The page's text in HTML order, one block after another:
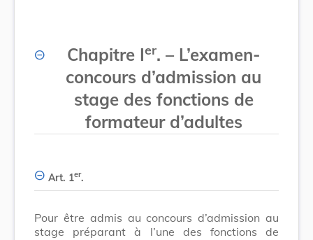
Chapitre Ier. – L’examen-
concours d’admission au
stage des fonctions de
formateur d’adultes
Art. 1er.
Pour être admis au concours d’admission au
stage préparant à l’une des fonctions de